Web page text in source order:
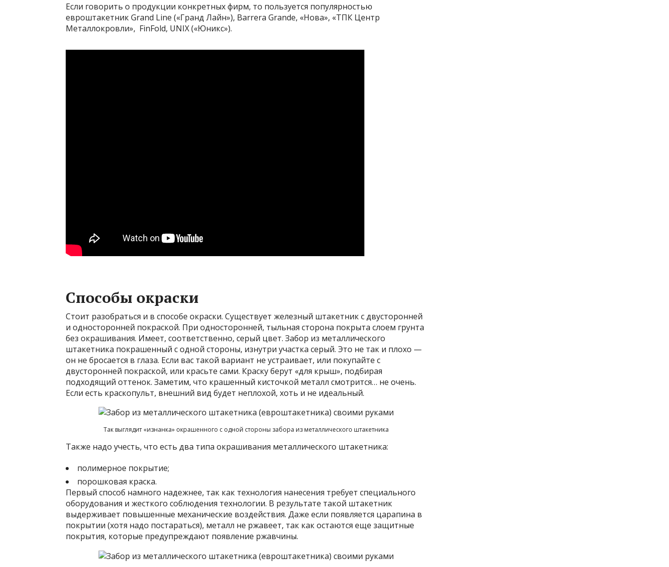
Если говорить о продукции конкретных фирм, то пользуется популярностью
евроштакетник Grand Line («Гранд Лайн»), Barrera Grande, «Нова», «ТПК Центр
Металлокровли», FinFold, UNIX («Юникс»).
Способы окраски
Стоит разобраться и в способе окраски. Существует железный штакетник с двусторонней
и односторонней покраской. При односторонней, тыльная сторона покрыта слоем грунта
без окрашивания. Имеет, соответственно, серый цвет. Забор из металлического
штакетника покрашенный с одной стороны, изнутри участка серый. Это не так и плохо —
он не бросается в глаза. Если вас такой вариант не устраивает, или покупайте с
двусторонней покраской, или красьте сами. Краску берут «для крыш», подбирая
подходящий оттенок. Заметим, что крашенный кисточкой металл смотрится… не очень.
Если есть краскопульт, внешний вид будет неплохой, хоть и не идеальный.
Так выглядит «изнанка» окрашенного с одной стороны забора из металлического штакетника
Также надо учесть, что есть два типа окрашивания металлического штакетника:
полимерное покрытие;
порошковая краска.
Первый способ намного надежнее, так как технология нанесения требует специального
оборудования и жесткого соблюдения технологии. В результате такой штакетник
выдерживает повышенные механические воздействия. Даже если появляется царапина в
покрытии (хотя надо постараться), металл не ржавеет, так как остаются еще защитные
покрытия, которые предупреждают появление ржавчины.